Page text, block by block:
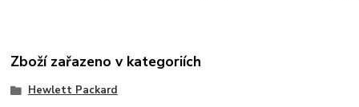
Zboží zařazeno v kategoriích
Hewlett Packard